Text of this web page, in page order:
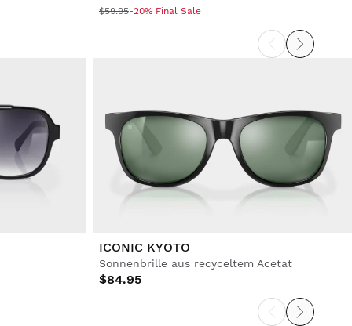
$59.95-20% Final Sale
ICONIC KYOTO
Sonnenbrille aus recyceltem Acetat
$84.95